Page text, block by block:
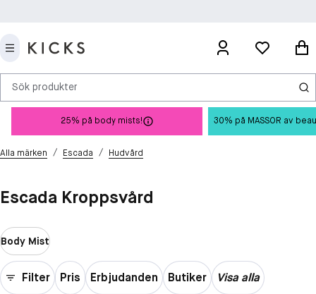
Sök produkter
25% på body mists! 30% på MASSOR av
Alla märken / Escada / Hudvård
Escada Kroppsvård
Body Mist
Filter Pris Erbjudanden Butiker Visa alla